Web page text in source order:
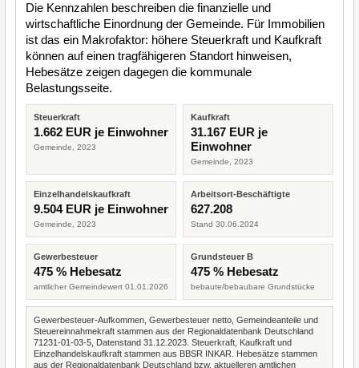
Die Kennzahlen beschreiben die finanzielle und
wirtschaftliche Einordnung der Gemeinde. Für Immobilien
ist das ein Makrofaktor: höhere Steuerkraft und Kaufkraft
können auf einen tragfähigeren Standort hinweisen,
Hebesätze zeigen dagegen die kommunale
Belastungsseite.
Steuerkraft
1.662 EUR je Einwohner
Gemeinde, 2023
Kaufkraft
31.167 EUR je
Einwohner
Gemeinde, 2023
Einzelhandelskaufkraft
9.504 EUR je Einwohner
Gemeinde, 2023
Arbeitsort-Beschäftigte
627.208
Stand 30.06.2024
Gewerbesteuer
475 % Hebesatz
amtlicher Gemeindewert 01.01.2026
Grundsteuer B
475 % Hebesatz
bebaute/bebaubare Grundstücke
Gewerbesteuer-Aufkommen, Gewerbesteuer netto, Gemeindeanteile und
Steuereinnahmekraft stammen aus der Regionaldatenbank Deutschland
71231-01-03-5, Datenstand 31.12.2023. Steuerkraft, Kaufkraft und
Einzelhandelskaufkraft stammen aus BBSR INKAR. Hebesätze stammen
aus der Regionaldatenbank Deutschland bzw. aktuelleren amtlichen